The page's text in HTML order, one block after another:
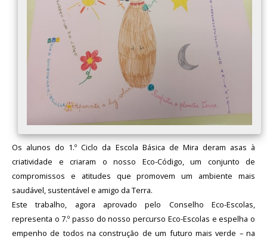
Os alunos do 1.º Ciclo da Escola Básica de Mira deram asas à
criatividade e criaram o nosso Eco-Código, um conjunto de
compromissos e atitudes que promovem um ambiente mais
saudável, sustentável e amigo da Terra.
Este trabalho, agora aprovado pelo Conselho Eco-Escolas,
representa o 7.º passo do nosso percurso Eco-Escolas e espelha o
empenho de todos na construção de um futuro mais verde – na